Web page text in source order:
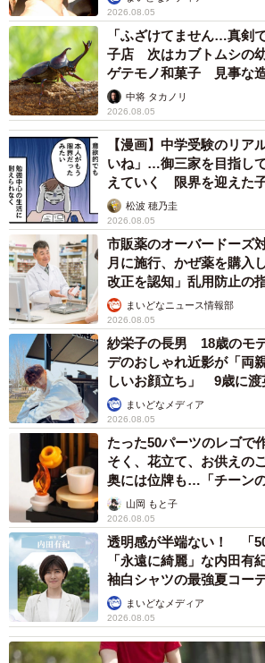
2026.08.05
「ふざけてません…真剣
子店 次はカブトムシの
ゲテモノ和菓子 見事な
らいリアル」
中将 タカノリ
2026.08.05
【漫画】中学受験のリア
いね」…御三家を目指し
えていく 限界を迎えた
松波 穂乃圭
2026.08.05
市販薬のオーバードーズ
月に施行、かぜ薬を購入
改正を認知」乱用防止の
まいどなニュース情報部
2026.08.05
紗栄子の長男 18歳のモ
デのおしゃれ近影が「両
しいお顔立ち」 9歳に渡
で学ぶまいどなメディア
2026.08.05
たった50パーツのレゴで
そく、花立て、お供えの
奥には位牌も…「チーン
う」山岡 もと子
2026.08.05
透明感が半端ない！ 「
「永遠に綺麗」な内田
袖白シャツの最強夏コー
まいどなメディア
2026.08.05